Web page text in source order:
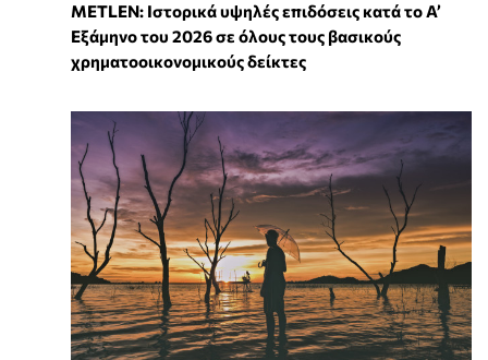
METLEN: Ιστορικά υψηλές επιδόσεις κατά το Α’
Εξάμηνο του 2026 σε όλους τους βασικούς
χρηματοοικονομικούς δείκτες